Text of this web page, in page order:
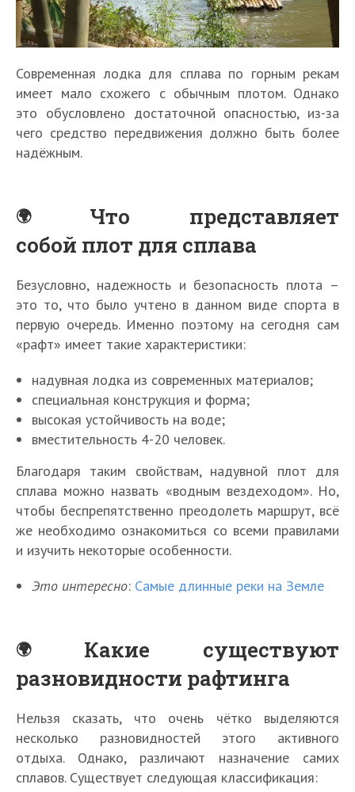
Современная лодка для сплава по горным рекам
имеет мало схожего с обычным плотом. Однако
это обусловлено достаточной опасностью, из-за
чего средство передвижения должно быть более
надёжным.
Что представляет
собой плот для сплава
Безусловно, надежность и безопасность плота –
это то, что было учтено в данном виде спорта в
первую очередь. Именно поэтому на сегодня сам
«рафт» имеет такие характеристики:
надувная лодка из современных материалов;
специальная конструкция и форма;
высокая устойчивость на воде;
вместительность 4-20 человек.
Благодаря таким свойствам, надувной плот для
сплава можно назвать «водным вездеходом». Но,
чтобы беспрепятственно преодолеть маршрут, всё
же необходимо ознакомиться со всеми правилами
и изучить некоторые особенности.
Это интересно: Самые длинные реки на Земле
Какие существуют
разновидности рафтинга
Нельзя сказать, что очень чётко выделяются
несколько разновидностей этого активного
отдыха. Однако, различают назначение самих
сплавов. Существует следующая классификация: